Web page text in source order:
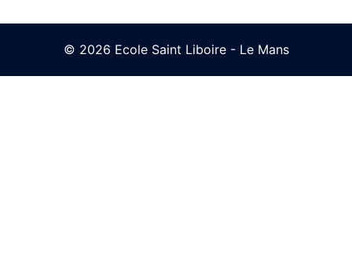
© 2026 Ecole Saint Liboire - Le Mans